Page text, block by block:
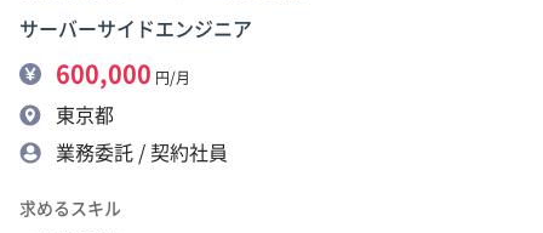
サーバーサイドエンジニア
600,000 円/月
東京都
業務委託 / 契約社員
求めるスキル